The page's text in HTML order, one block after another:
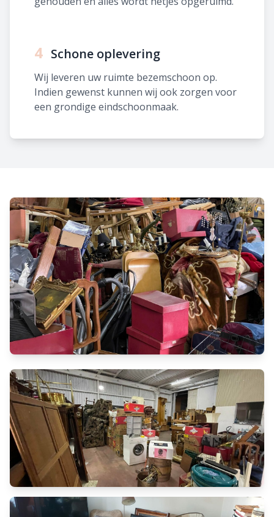
4 Schone oplevering
Wij leveren uw ruimte bezemschoon op.
Indien gewenst kunnen wij ook zorgen voor
een grondige eindschoonmaak.